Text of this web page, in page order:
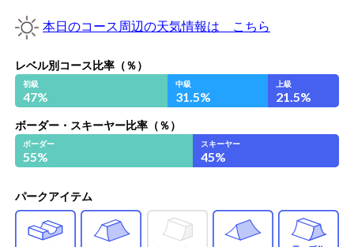
本日のコース周辺の天気情報は こちら
レベル別コース比率（％）
初級
47%
中級
31.5%
上級
21.5%
ボーダー・スキーヤー比率（％）
ボーダー
55%
スキーヤー
45%
パークアイテム
ハーフパイプ ヒップ スパイン